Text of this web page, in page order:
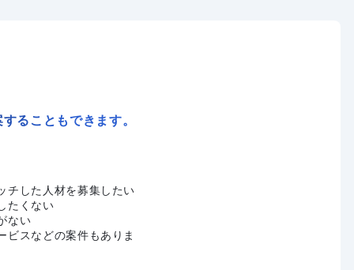
ることもできます。
チした人材を募集したい
たくない
ない
ビスなどの案件もありま